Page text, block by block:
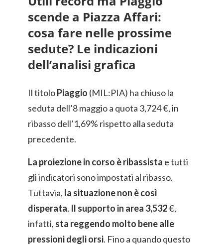
scende a Piazza Affari:
cosa fare nelle prossime
sedute? Le indicazioni
dell’analisi grafica
Il titoloPiaggio (MIL:PIA) ha chiuso la
seduta dell’8 maggio a quota 3,724 €, in
ribasso dell’1,69% rispetto alla seduta
precedente.
La proiezione in corso è ribassista e tutti
gli indicatori sono impostati al ribasso.
Tuttavia, la situazione non è così
disperata. Il supporto in area 3,532€,
infatti, sta reggendo molto bene alle
pressioni degli orsi. Fino a quando questo